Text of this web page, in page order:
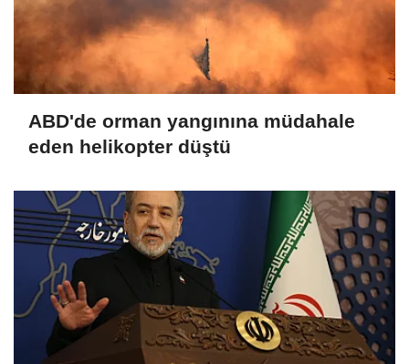
ABD'de orman yangınına müdahale
eden helikopter düştü